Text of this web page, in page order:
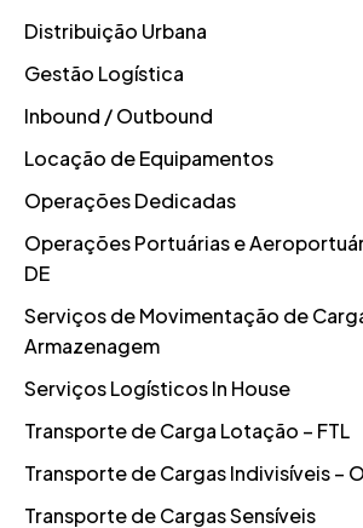
Distribuição Urbana
Gestão Logística
Inbound / Outbound
Locação de Equipamentos
Operações Dedicadas
Operações Portuárias e
DE
Serviços de Movimentação de
Armazenagem
Serviços Logísticos In House
Transporte de Carga Lotação – FTL
Transporte de Cargas Indivisíveis –
Transporte de Cargas Sensíveis